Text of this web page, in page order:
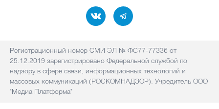
Регистрационный номер СМИ ЭЛ № ФС77-77336 от
25.12.2019 зарегистрировано Федеральной службой по
надзору в сфере связи, информационных технологий и
массовых коммуникаций (РОСКОМНАДЗОР). Учредитель ООО
"Медиа Платформа"